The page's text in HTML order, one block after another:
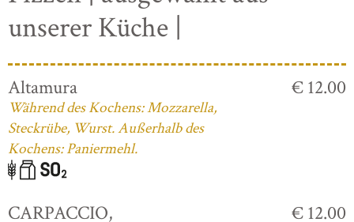
unserer Küche |
Altamura
Während des Kochens: Mozzarella,
Steckrübe, Wurst. Außerhalb des
Kochens: Paniermehl.
€ 12.00
CARPACCIO, € 12.00